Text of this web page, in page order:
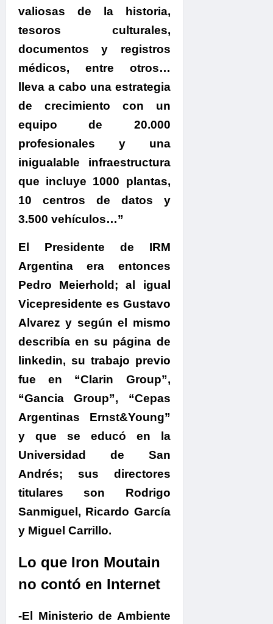
valiosas de la historia,
tesoros culturales,
documentos y registros
médicos, entre otros…
lleva a cabo una estrategia
de crecimiento con un
equipo de 20.000
profesionales y una
inigualable infraestructura
que incluye 1000 plantas,
10 centros de datos y
3.500 vehículos…”
El Presidente de IRM
Argentina era entonces
Pedro Meierhold; al igual
Vicepresidente es Gustavo
Alvarez y según el mismo
describía en su página de
linkedin, su trabajo previo
fue en “Clarin Group”,
“Gancia Group”, “Cepas
Argentinas Ernst&Young”
y que se educó en la
Universidad de San
Andrés; sus directores
titulares son Rodrigo
Sanmiguel, Ricardo García
y Miguel Carrillo.
Lo que Iron Moutain
no contó en Internet
-El Ministerio de Ambiente